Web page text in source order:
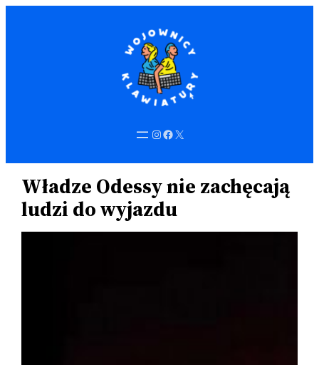
Instagram
Facebook
X
Władze Odessy nie zachęcają
ludzi do wyjazdu